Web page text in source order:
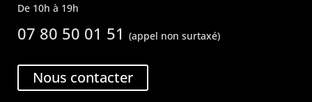
De 10h à 19h
07 80 50 01 51(appel non surtaxé)
Nous contacter